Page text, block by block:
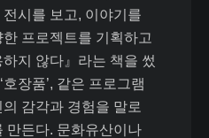
시를 보고, 이야기를
프로젝트를 기획하고
지 않다』라는 책을 썼
호장품’, 같은 프로그램
감각과 경험을 말로
만든다. 문화유산이나